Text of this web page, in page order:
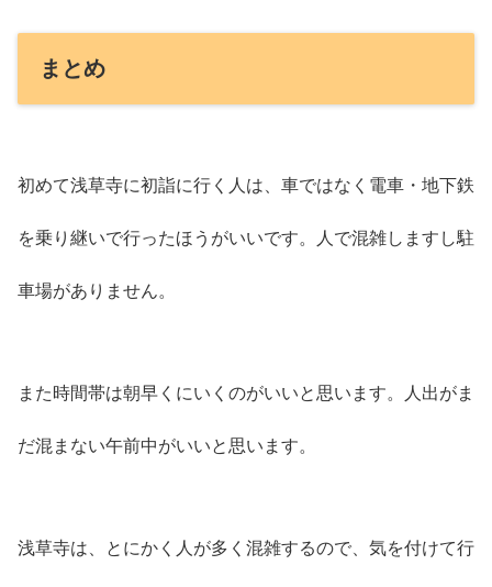
まとめ
初めて浅草寺に初詣に行く人は、車ではなく電車・地下鉄
を乗り継いで行ったほうがいいです。人で混雑しますし駐
車場がありません。
また時間帯は朝早くにいくのがいいと思います。人出がま
だ混まない午前中がいいと思います。
浅草寺は、とにかく人が多く混雑するので、気を付けて行